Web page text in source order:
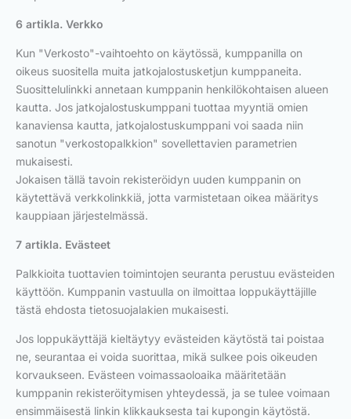
6 artikla. Verkko
Kun "Verkosto"-vaihtoehto on käytössä, kumppanilla on
oikeus suositella muita jatkojalostusketjun kumppaneita.
Suosittelulinkki annetaan kumppanin henkilökohtaisen alueen
kautta. Jos jatkojalostuskumppani tuottaa myyntiä omien
kanaviensa kautta, jatkojalostuskumppani voi saada niin
sanotun "verkostopalkkion" sovellettavien parametrien
mukaisesti.
Jokaisen tällä tavoin rekisteröidyn uuden kumppanin on
käytettävä verkkolinkkiä, jotta varmistetaan oikea määritys
kauppiaan järjestelmässä.
7 artikla. Evästeet
Palkkioita tuottavien toimintojen seuranta perustuu evästeiden
käyttöön. Kumppanin vastuulla on ilmoittaa loppukäyttäjille
tästä ehdosta tietosuojalakien mukaisesti.
Jos loppukäyttäjä kieltäytyy evästeiden käytöstä tai poistaa
ne, seurantaa ei voida suorittaa, mikä sulkee pois oikeuden
korvaukseen. Evästeen voimassaoloaika määritetään
kumppanin rekisteröitymisen yhteydessä, ja se tulee voimaan
ensimmäisestä linkin klikkauksesta tai kupongin käytöstä.